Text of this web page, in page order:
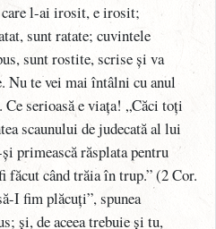
care l-ai irosit, e irosit;
sunt ratate; cuvintele
sunt rostite, scrise și va
Nu te vei mai întâlni cu anul
serioasă e viața! „Căci toți
scaunului de judecată al lui
primească răsplata pentru
făcut când trăia în trup.” (2 Cor.
I fim plăcuți”, spunea
și, de aceea trebuie și tu,